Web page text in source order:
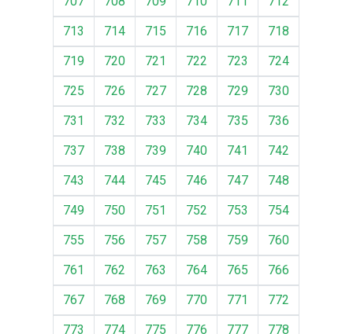
713
714 715 716 717
718
719
720 721 722 723
724
725
726 727 728 729
730
731
732 733 734 735
736
737
738 739 740 741
742
743
744 745 746 747
748
749
750 751 752 753
754
755
756 757 758 759
760
761
762 763 764 765
766
767
768 769 770 771
772
773
774 775 776 777 778